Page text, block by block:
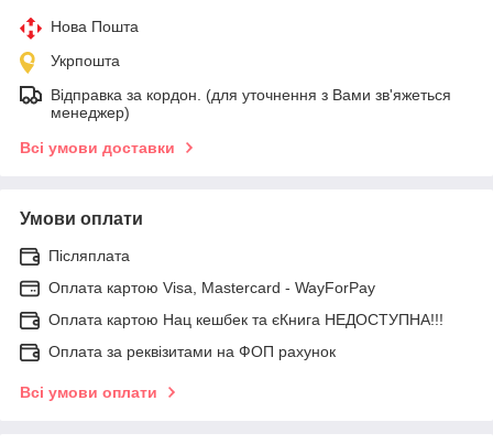
Нова Пошта
Укрпошта
Відправка за кордон. (для уточнення з Вами зв'яжеться
менеджер)
Всі умови доставки
Умови оплати
Післяплата
Оплата картою Visa, Mastercard - WayForPay
Оплата картою Нац кешбек та єКнига НЕДОСТУПНА!!!
Оплата за реквізитами на ФОП рахунок
Всі умови оплати